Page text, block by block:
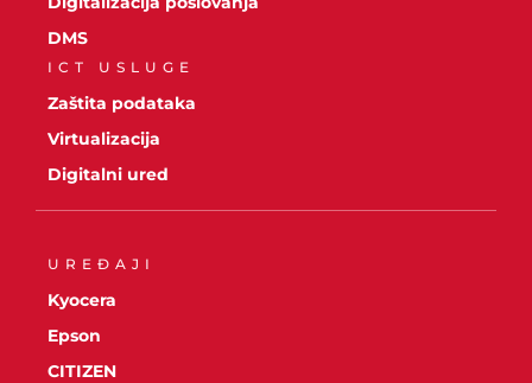
DMS
ICT USLUGE
Zaštita podataka
Virtualizacija
Digitalni ured
UREĐAJI
Kyocera
Epson
CITIZEN